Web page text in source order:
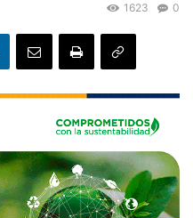
0
1623